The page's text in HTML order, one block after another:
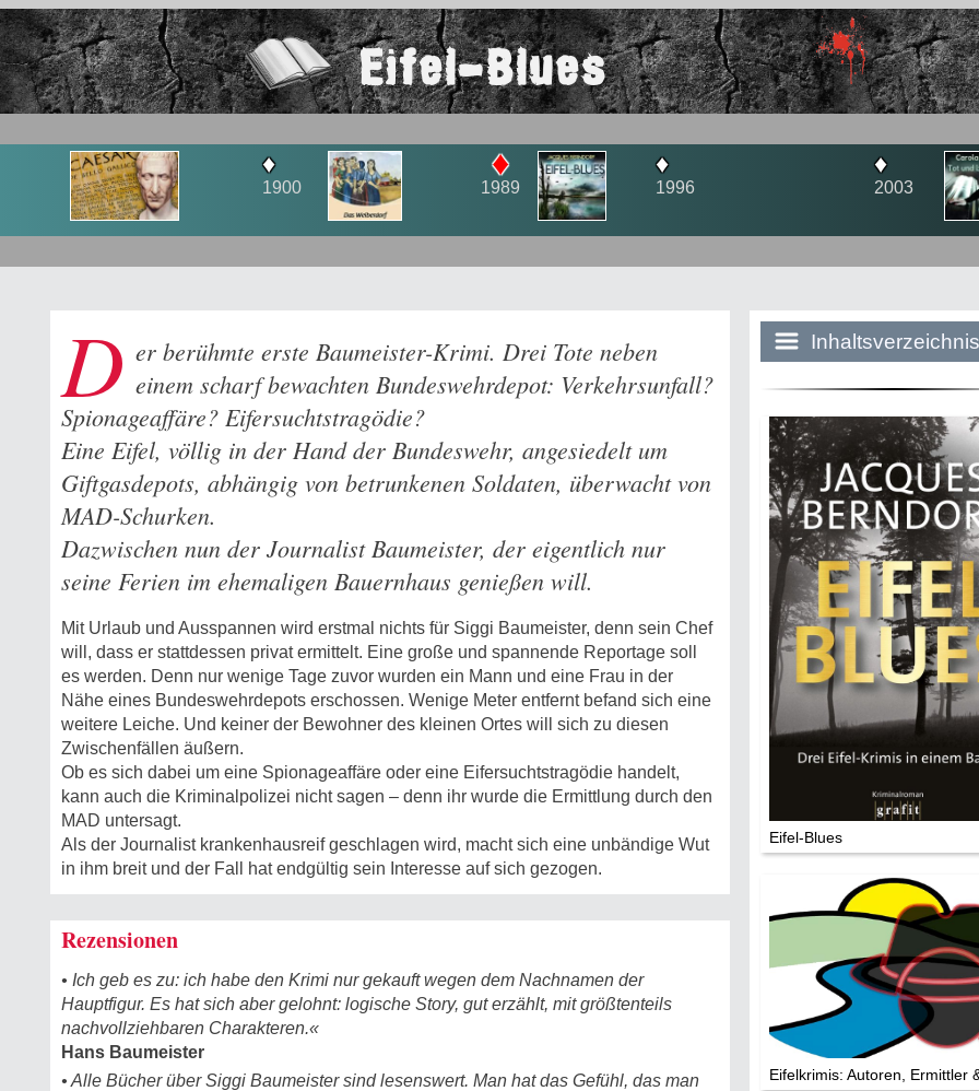
Eifel-Blues
♦
1900
♦
1989
♦
1996
♦
2003
D er berühmte erste Baumeister-Krimi. Drei Tote neben
einem scharf bewachten Bundeswehrdepot: Verkehrsunfall?
Spionageaffäre? Eifersuchtstragödie?
Eine Eifel, völlig in der Hand der Bundeswehr, angesiedelt um
Giftgasdepots, abhängig von betrunkenen Soldaten, überwacht von
MAD-Schurken.
Dazwischen nun der Journalist Baumeister, der eigentlich nur
seine Ferien im ehemaligen Bauernhaus genießen will.
Mit Urlaub und Ausspannen wird erstmal nichts für Siggi Baumeister, denn sein Chef
will, dass er stattdessen privat ermittelt. Eine große und spannende Reportage soll
es werden. Denn nur wenige Tage zuvor wurden ein Mann und eine Frau in der
Nähe eines Bundeswehrdepots erschossen. Wenige Meter entfernt befand sich eine
weitere Leiche. Und keiner der Bewohner des kleinen Ortes will sich zu diesen
Zwischenfällen äußern.
Ob es sich dabei um eine Spionageaffäre oder eine Eifersuchtstragödie handelt,
kann auch die Kriminalpolizei nicht sagen – denn ihr wurde die Ermittlung durch den
MAD untersagt.
Als der Journalist krankenhausreif geschlagen wird, macht sich eine unbändige Wut
in ihm breit und der Fall hat endgültig sein Interesse auf sich gezogen.
Rezensionen
• Ich geb es zu: ich habe den Krimi nur gekauft wegen dem Nachnamen der
Hauptfigur. Es hat sich aber gelohnt: logische Story, gut erzählt, mit größtenteils
nachvollziehbaren Charakteren.«
Hans Baumeister
• Alle Bücher über Siggi Baumeister sind lesenswert. Man hat das Gefühl, das man
Inhaltsverzeichnis
Historie:
Die dunkle
Mythen,
Legenden
Sightseeing:
Die Eifel
Eifelevents
Eifelkarte:
Eifelkrimi:
Die Autoren
TV & Kino
Die Stars:
Wer hat wo
Mediathek
Eifel-Blues
Eifelkrimis: Autoren, Ermittler